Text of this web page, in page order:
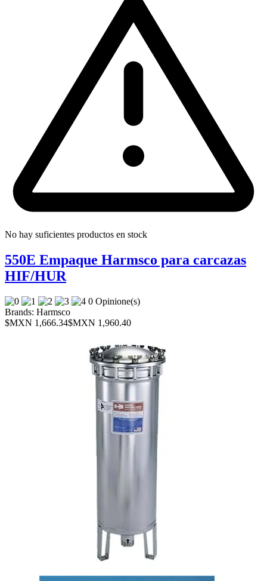
No hay suficientes productos en stock
550E Empaque Harmsco para carcazas
HIF/HUR
0 Opinione(s)
Brands: Harmsco
$MXN 1,666.34$MXN 1,960.40